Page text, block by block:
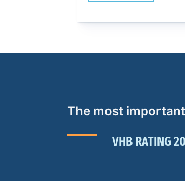
The most
VHB RATING